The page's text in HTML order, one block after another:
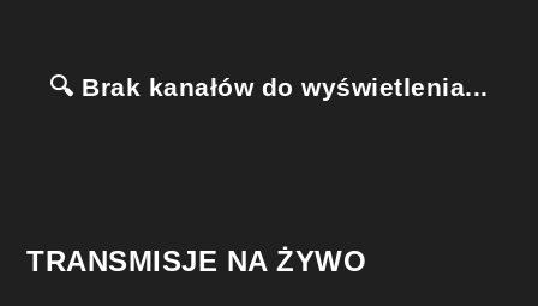
🔍 Brak kanałów do wyświetlenia...
TRANSMISJE NA ŻYWO